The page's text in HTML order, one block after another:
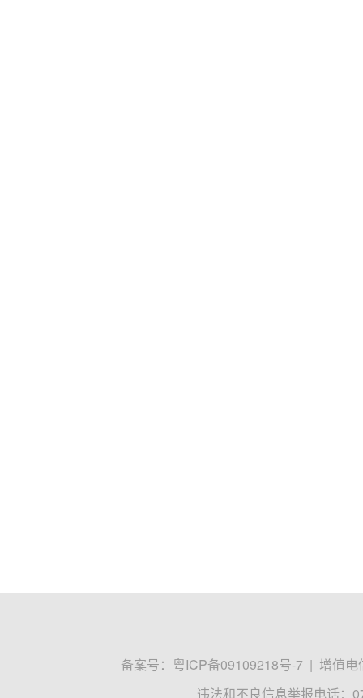
备案号： 粤ICP备09109218号-7 | 增值电
违法和不良信息举报电话：